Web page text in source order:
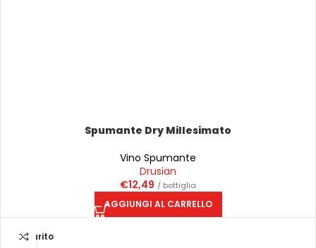
Spumante Dry Millesimato
Vino Spumante
Drusian
€12,49 / bottiglia
AGGIUNGI AL CARRELLO
Esaurito